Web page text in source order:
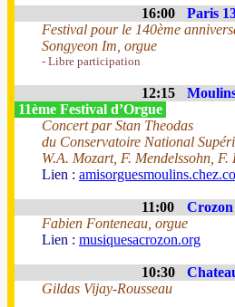
16:00 Paris
Festival pour le 140ème
Songyeon Im, orgue
- Libre participation
12:15
11ème Festival d’Orgue
Concert par Stan Theodas
du Conservatoire National
W.A. Mozart, F. Mendelssohn,
Lien :
11:00
Crozon
Fabien Fonteneau, orgue
Lien : musiquesacrozon.org
10:30
Gildas Vijay-Rousseau